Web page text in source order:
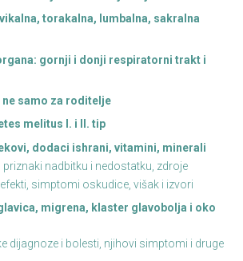
torakalna, lumbalna, sakralna
gornji i donji respiratorni trakt i
ne samo za roditelje
melitus I. i II. tip
dodaci ishrani, vitamini, minerali
priznaki nadbitku i nedostatku, zdroje
simptomi oskudice, višak i izvori
migrena, klaster glavobolja i oko
dijagnoze i bolesti, njihovi simptomi i druge